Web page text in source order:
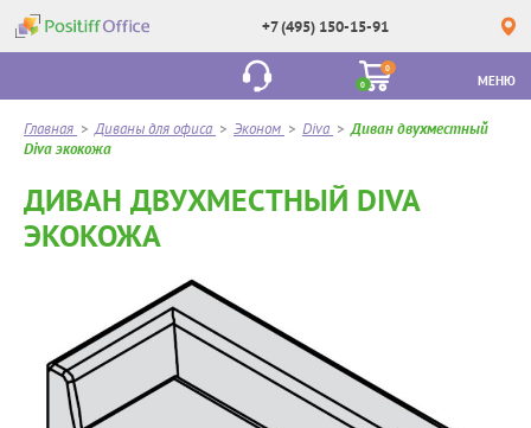
+7 (495) 150-15-91
0
0
МЕНЮ
Главная >Диваны для офиса > Эконом > Diva >Диван двухместный
Diva экокожа
ДИВАН ДВУХМЕСТНЫЙ DIVA
ЭКОКОЖА